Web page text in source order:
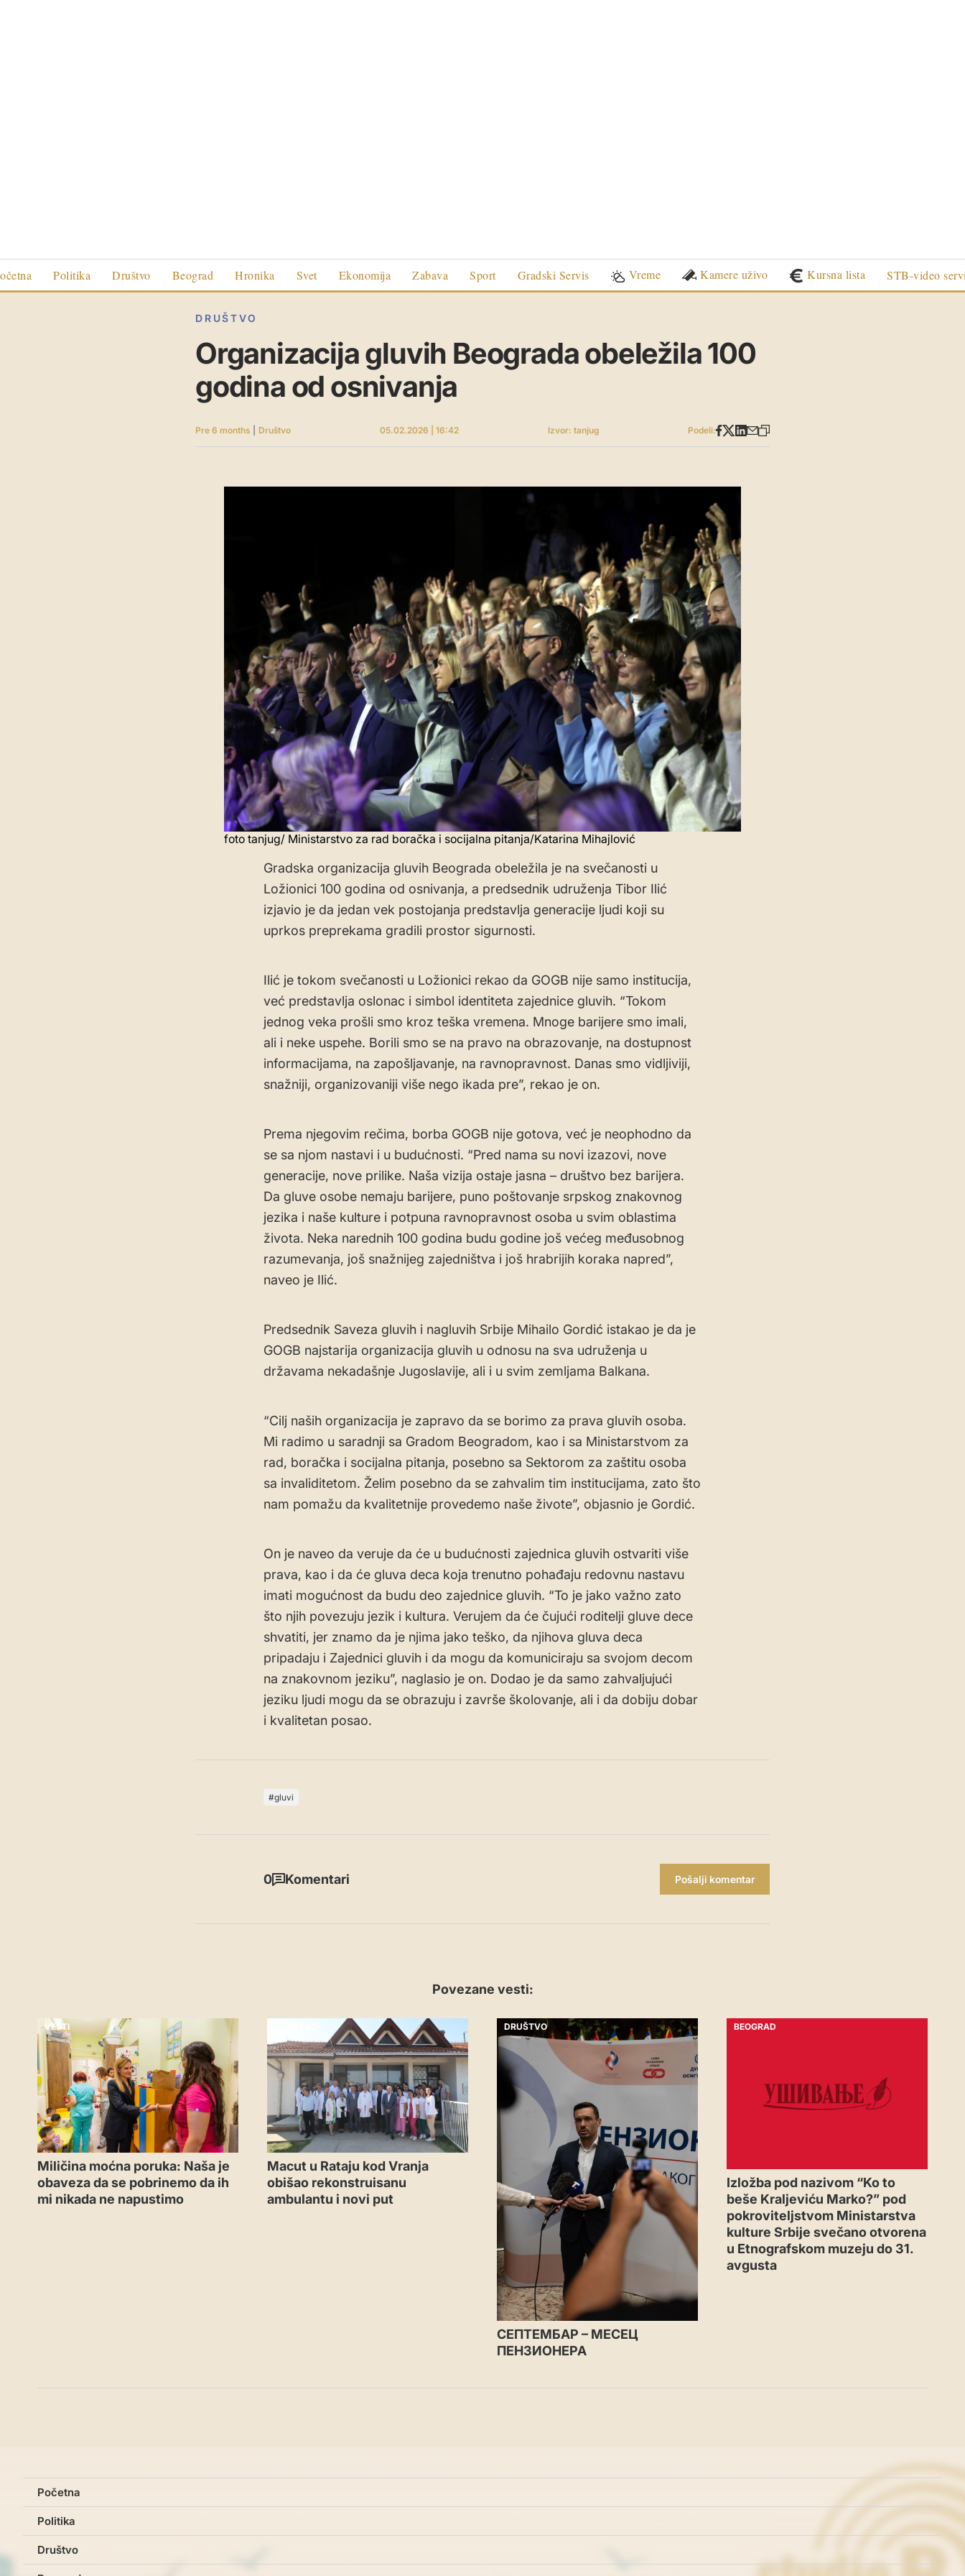
Politika Društvo Beograd Hronika Svet Ekonomija Zabava Sport Gradski Servis Vreme Kamere uživo Kursna lista STB-video
DRUŠTVO
Organizacija gluvih Beograda obeležila 100
godina od osnivanja
Pre 6 months Društvo 05.02.2026 | 16:42 Izvor: tanjug Podeli:
foto tanjug/ Ministarstvo za rad boračka i socijalna pitanja/Katarina Mihajlović
Gradska organizacija gluvih Beograda obeležila je na svečanosti u
Ložionici 100 godina od osnivanja, a predsednik udruženja Tibor Ilić
izjavio je da jedan vek postojanja predstavlja generacije ljudi koji su
uprkos preprekama gradili prostor sigurnosti.
Ilić je tokom svečanosti u Ložionici rekao da GOGB nije samo institucija,
već predstavlja oslonac i simbol identiteta zajednice gluvih. “Tokom
jednog veka prošli smo kroz teška vremena. Mnoge barijere smo imali,
ali i neke uspehe. Borili smo se na pravo na obrazovanje, na dostupnost
informacijama, na zapošljavanje, na ravnopravnost. Danas smo vidljiviji,
snažniji, organizovaniji više nego ikada pre”, rekao je on.
Prema njegovim rečima, borba GOGB nije gotova, već je neophodno da
se sa njom nastavi i u budućnosti. “Pred nama su novi izazovi, nove
generacije, nove prilike. Naša vizija ostaje jasna – društvo bez barijera.
Da gluve osobe nemaju barijere, puno poštovanje srpskog znakovnog
jezika i naše kulture i potpuna ravnopravnost osoba u svim oblastima
života. Neka narednih 100 godina budu godine još većeg međusobnog
razumevanja, još snažnijeg zajedništva i još hrabrijih koraka napred”,
naveo je Ilić.
Predsednik Saveza gluvih i nagluvih Srbije Mihailo Gordić istakao je da je
GOGB najstarija organizacija gluvih u odnosu na sva udruženja u
državama nekadašnje Jugoslavije, ali i u svim zemljama Balkana.
“Cilj naših organizacija je zapravo da se borimo za prava gluvih osoba.
Mi radimo u saradnji sa Gradom Beogradom, kao i sa Ministarstvom za
rad, boračka i socijalna pitanja, posebno sa Sektorom za zaštitu osoba
sa invaliditetom. Želim posebno da se zahvalim tim institucijama, zato što
nam pomažu da kvalitetnije provedemo naše živote”, objasnio je Gordić.
On je naveo da veruje da će u budućnosti zajednica gluvih ostvariti više
prava, kao i da će gluva deca koja trenutno pohađaju redovnu nastavu
imati mogućnost da budu deo zajednice gluvih. “To je jako važno zato
što njih povezuju jezik i kultura. Verujem da će čujući roditelji gluve dece
shvatiti, jer znamo da je njima jako teško, da njihova gluva deca
pripadaju i Zajednici gluvih i da mogu da komuniciraju sa svojom decom
na znakovnom jeziku”, naglasio je on. Dodao je da samo zahvaljujući
jeziku ljudi mogu da se obrazuju i završe školovanje, ali i da dobiju dobar
i kvalitetan posao.
gluvi
0 Komentari Pošalji komentar
Povezane vesti:
VESTI
Miličina moćna poruka: Naša je
obaveza da se pobrinemo da ih
mi nikada ne napustimo
Macut u Rataju kod Vranja
obišao rekonstruisanu
ambulantu i novi put
DRUŠTVO
СЕПТЕМБАР – МЕСЕЦ
ПЕНЗИОНЕРА
BEOGRAD
Izložba pod nazivom “Ko to
beše Kraljeviću Marko?” pod
pokroviteljstvom Ministarstva
kulture Srbije svečano otvorena
u Etnografskom muzeju do 31.
avgusta
Početna
Politika
Društvo